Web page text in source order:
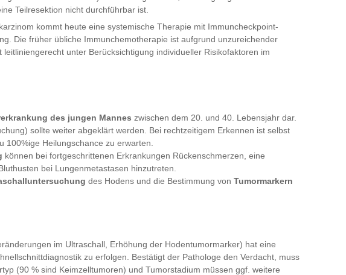
Teilresektion nicht durchführbar ist.
kommt heute eine systemische Therapie mit Immuncheckpoint-
Die früher übliche Immunchemotherapie ist aufgrund unzureichender
unter Berücksichtigung individueller Risikofaktoren im
des jungen Mannes zwischen dem 20. und 40. Lebensjahr dar.
sollte weiter abgeklärt werden. Bei rechtzeitigem Erkennen ist selbst
Heilungschance zu erwarten.
können bei fortgeschrittenen Erkrankungen Rückenschmerzen, eine
bei Lungenmetastasen hinzutreten.
des Hodens und die Bestimmung von Tumormarkern
im Ultraschall, Erhöhung der Hodentumormarker) hat eine
zu erfolgen. Bestätigt der Pathologe den Verdacht, muss
(90 % sind Keimzelltumoren) und Tumorstadium müssen ggf. weitere